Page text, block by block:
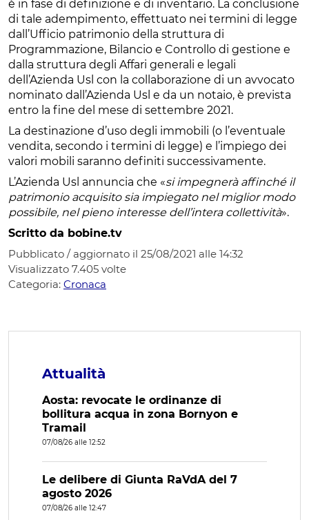
è in fase di definizione e di inventario. La conclusione
di tale adempimento, effettuato nei termini di legge
dall’Ufficio patrimonio della struttura di
Programmazione, Bilancio e Controllo di gestione e
dalla struttura degli Affari generali e legali
dell’Azienda Usl con la collaborazione di un avvocato
nominato dall’Azienda Usl e da un notaio, è prevista
entro la fine del mese di settembre 2021.
La destinazione d’uso degli immobili (o l’eventuale
vendita, secondo i termini di legge) e l’impiego dei
valori mobili saranno definiti successivamente.
L’Azienda Usl annuncia che «si impegnerà affinché il
patrimonio acquisito sia impiegato nel miglior modo
possibile, nel pieno interesse dell’intera collettività».
Scritto da bobine.tv
Pubblicato / aggiornato il 25/08/2021 alle 14:32
Visualizzato 7.405 volte
Categoria: Cronaca
Attualità
Aosta: revocate le ordinanze di
bollitura acqua in zona Bornyon e
Tramail
07/08/26 alle 12:52
Le delibere di Giunta RaVdA del 7
agosto 2026
07/08/26 alle 12:47